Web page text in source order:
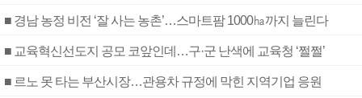
■ 경남 농정 비전 ‘잘 사는 농촌’…스마트팜 1000㏊까지 늘린다
■ 교육혁신선도지 공모 코앞인데…구·군 난색에 교육청 ‘쩔쩔’
■ 르노 못 타는 부산시장…관용차 규정에 막힌 지역기업 응원